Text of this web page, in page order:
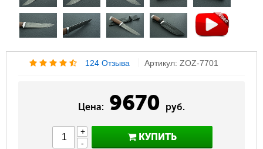
124 Отзыва Артикул: ZOZ-7701
Цена: 9670 руб.
+
-
КУПИТЬ